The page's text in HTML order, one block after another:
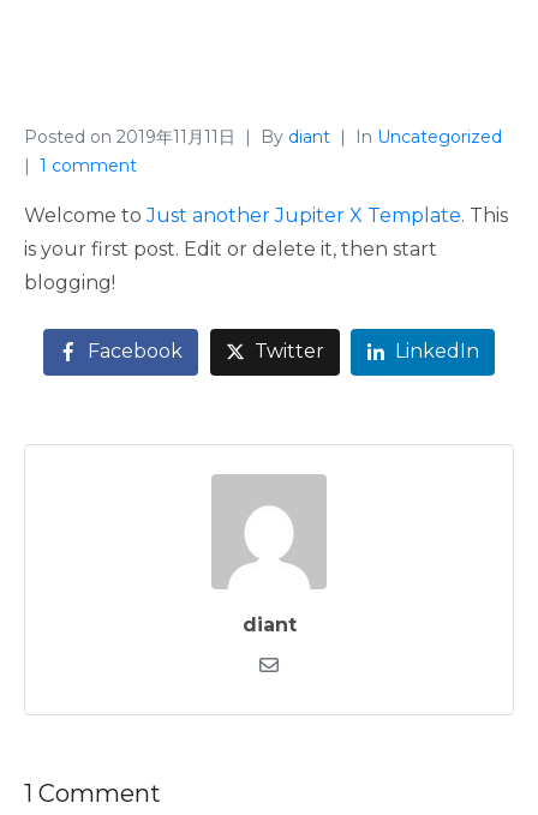
Posted on 2019年11月11日 By diant In Uncategorized
1 comment
Welcome toJust another Jupiter X Template. This
is your first post. Edit or delete it, then start
blogging!
Facebook Twitter LinkedIn
diant
1 Comment